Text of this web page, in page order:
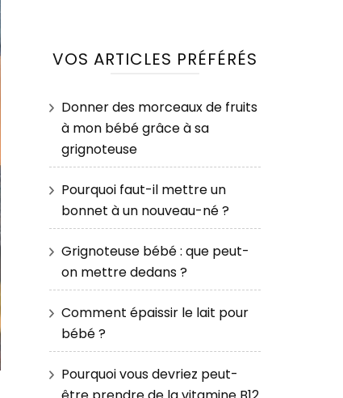
VOS ARTICLES PRÉFÉRÉS
Donner des morceaux de fruits
à mon bébé grâce à sa
grignoteuse
Pourquoi faut-il mettre un
bonnet à un nouveau-né ?
Grignoteuse bébé : que peut-
on mettre dedans ?
Comment épaissir le lait pour
bébé ?
Pourquoi vous devriez peut-